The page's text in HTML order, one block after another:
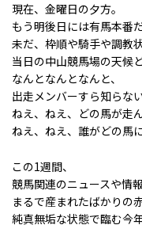
現在、金曜日の夕方。
もう明後日には有馬本番
未だ、枠順や騎手や調教
当日の中山競馬場の天候
なんとなんとなんと、
出走メンバーすら知らな
ねえ、ねえ、どの馬が走
ねえ、ねえ、誰がどの馬
この1週間、
競馬関連のニュースや情
まるで産まれたばかりの
純真無垢な状態で臨む今